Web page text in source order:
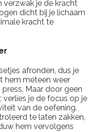
verzwak je de kracht
dicht bij je lichaam
kracht te
afronden, dus je
hem meteen weer
Maar door geen
je de focus op je
van de oefening.
te laten zakken,
hem vervolgens